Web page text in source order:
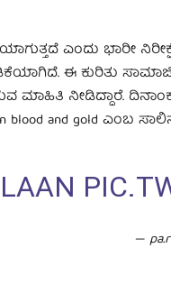
ಎಂದು ಭಾರೀ
ಈ ಕುರಿತು
ಮಾಹಿತಿ ನೀಡಿದ್ದಾರೆ.
in blood and gold ಎಂಬ
—